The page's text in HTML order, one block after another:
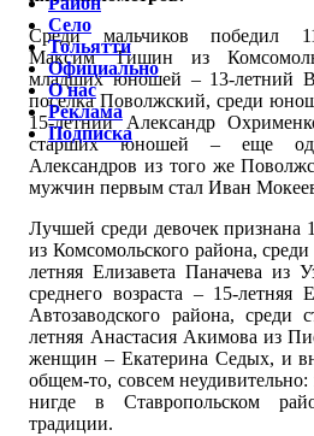
Среди мальчиков победил
Максим Тишин из
младших юношей – 13-летний
поселка Поволжский, среди
15-летний Александр
старших юношей – еще
Александров из того же
мужчин первым стал Иван
Лучшей среди девочек признана
из Комсомольского района,
летняя Елизавета Паначева из
среднего возраста – 15-летняя
Автозаводского района, среди
летняя Анастасия Акимова из
женщин – Екатерина Седых, и
общем-то, совсем неудивительно:
нигде в Ставропольском
традиции.
Село
Тольятти
Официально
О нас
Реклама
Подписка